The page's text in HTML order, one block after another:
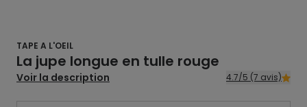
TAPE A L'OEIL
La jupe longue en tulle rouge
Voir la description 4.7/5 (7 avis)